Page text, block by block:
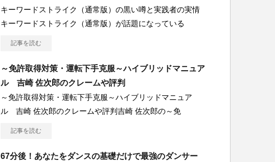
キーワードストライク（通常版）の黒い噂と実践者の実情
キーワードストライク（通常版）が話題になっている
記事を読む
～免許取得対策・運転下手克服～ハイブリッドマニュア
ル 吉崎 佐次郎のクレームや評判
～免許取得対策・運転下手克服～ハイブリッドマニュア
ル 吉崎 佐次郎のクレームや評判吉崎 佐次郎の～免
記事を読む
67分後！あなたをダンスの基礎だけで最強のダンサー